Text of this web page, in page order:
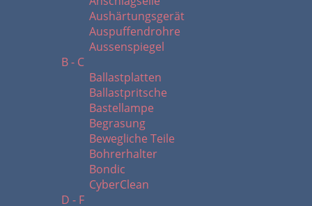
Aushärtungsgerät
Auspuffendrohre
Aussenspiegel
B - C
Ballastplatten
Ballastpritsche
Bastellampe
Begrasung
Bewegliche Teile
Bohrerhalter
Bondic
CyberClean
D - F